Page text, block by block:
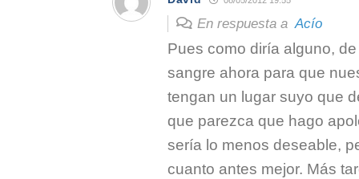
En respuesta aAcío
Pues como diría alguno,
sangre ahora para que
tengan un lugar suyo que
que parezca que hago
sería lo menos deseable,
cuanto antes mejor. Más